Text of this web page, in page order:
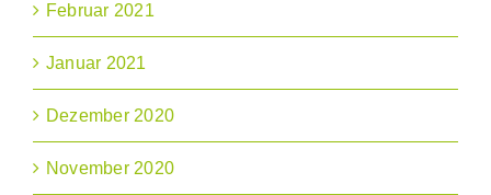
Februar 2021
Januar 2021
Dezember 2020
November 2020